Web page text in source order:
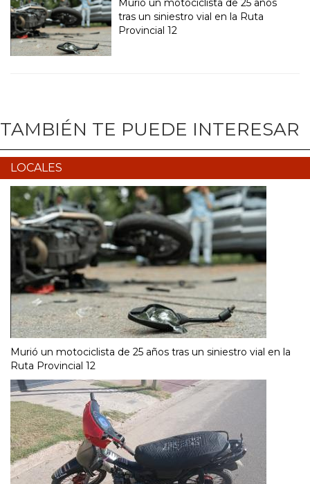
Murió un motociclista de 25 años
tras un siniestro vial en la Ruta
Provincial 12
TAMBIÉN TE PUEDE INTERESAR
LOCALES
Murió un motociclista de 25 años tras un siniestro vial en la
Ruta Provincial 12